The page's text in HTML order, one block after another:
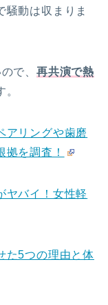
騒動は収まりま
で、 再共演で熱
アリングや歯磨
を調査！
ヤバイ！女性軽
た5つの理由と体